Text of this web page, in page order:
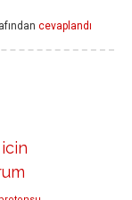
cevaplandı